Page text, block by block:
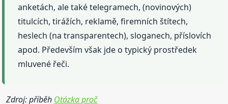
anketách, ale také telegramech, (novinových)
titulcích, tirážích, reklamě, firemních štítech,
heslech (na transparentech), sloganech, příslovích
apod. Především však jde o typický prostředek
mluvené řeči.
Zdroj: příběh Otázka proč